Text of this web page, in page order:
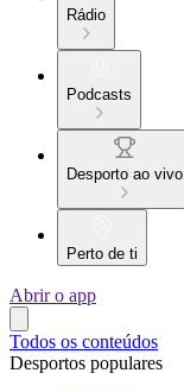
Rádio
Podcasts
Desporto ao vivo
Perto de ti
Abrir o app
Todos os conteúdos
Desportos populares